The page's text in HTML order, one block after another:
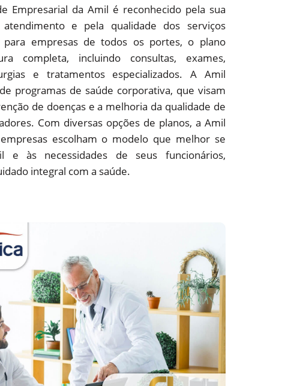
Empresarial da Amil é reconhecido pela sua
e pela qualidade dos serviços
para empresas de todos os portes, o plano
completa, incluindo consultas, exames,
e tratamentos especializados. A Amil
programas de saúde corporativa, que visam
de doenças e a melhoria da qualidade de
Com diversas opções de planos, a Amil
escolham o modelo que melhor se
e às necessidades de seus funcionários,
integral com a saúde.